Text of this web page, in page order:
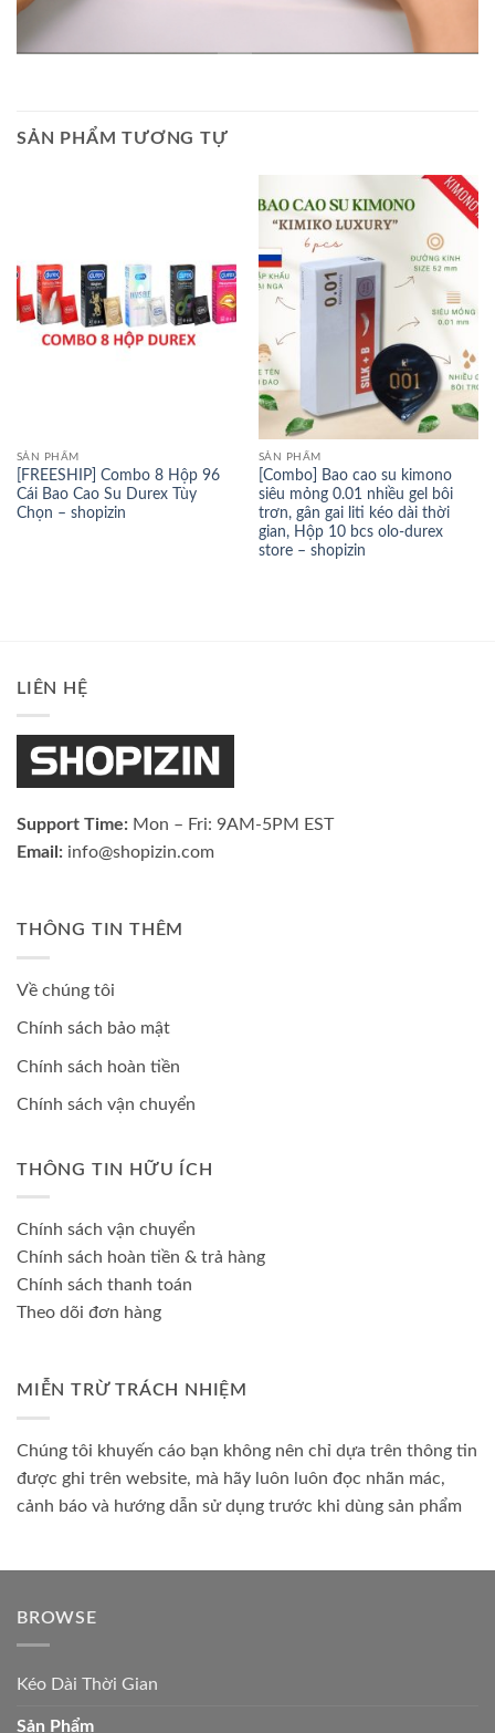
SẢN PHẨM TƯƠNG TỰ
SẢN PHẨM
[FREESHIP] Combo 8 Hộp 96
Cái Bao Cao Su Durex Tùy
Chọn – shopizin
SẢN PHẨM
[Combo] Bao cao su kimono
siêu mỏng 0.01 nhiều gel bôi
trơn, gân gai liti kéo dài thời
gian, Hộp 10 bcs olo-durex
store – shopizin
LIÊN HỆ
Support Time: Mon – Fri: 9AM-5PM EST
Email: info@shopizin.com
THÔNG TIN THÊM
Về chúng tôi
Chính sách bảo mật
Chính sách hoàn tiền
Chính sách vận chuyển
THÔNG TIN HỮU ÍCH
Chính sách vận chuyển
Chính sách hoàn tiền & trả hàng
Chính sách thanh toán
Theo dõi đơn hàng
MIỄN TRỪ TRÁCH NHIỆM
Chúng tôi khuyến cáo bạn không nên chỉ dựa trên thông tin
được ghi trên website, mà hãy luôn luôn đọc nhãn mác,
cảnh báo và hướng dẫn sử dụng trước khi dùng sản phẩm
BROWSE
Kéo Dài Thời Gian
Sản Phẩm